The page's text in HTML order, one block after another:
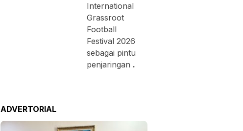
International
Grassroot
Football
Festival 2026
sebagai pintu
penjaringan .
ADVERTORIAL